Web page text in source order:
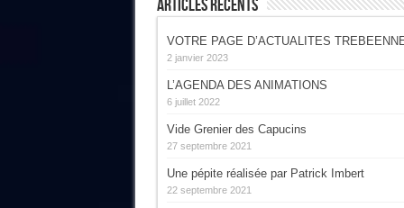
Articles Récents
VOTRE PAGE D’ACTUALITES
2 janvier 2023
L’AGENDA DES ANIMATIONS
6 juillet 2022
Vide Grenier des Capucins
27 septembre 2021
Une pépite réalisée par Patrick Imbert
22 septembre 2021